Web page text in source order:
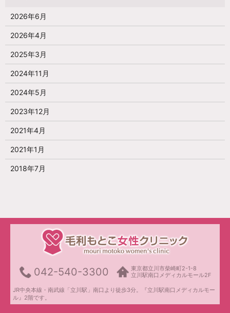
2026年6月
2026年4月
2025年3月
2024年11月
2024年5月
2023年12月
2021年4月
2021年1月
2018年7月
042-540-3300
東京都立川市柴崎町2-1-8
立川駅南口メディカルモール2F
JR中央本線・南武線「立川駅」南口より徒歩3分。『立川駅南口メディカルモー
ル』2階です。